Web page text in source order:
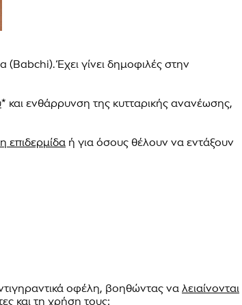
Έχει γίνει δημοφιλές στην
* και ενθάρρυνση της κυτταρικής ανανέωσης,
επιδερμίδα ή για όσους θέλουν να εντάξουν
οφέλη, βοηθώντας να λειαίνονται
και τη χρήση τους: